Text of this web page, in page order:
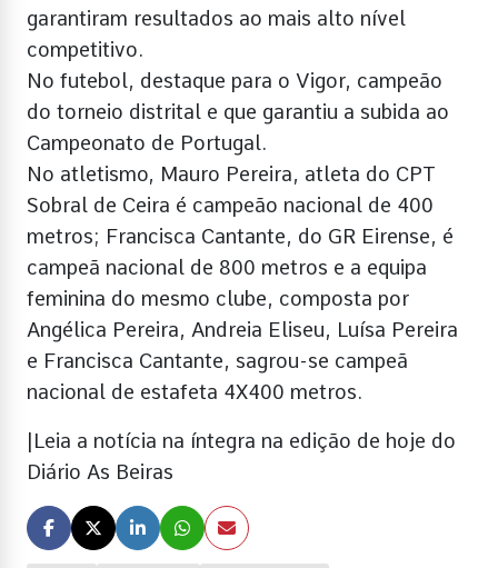
garantiram resultados ao mais alto nível
competitivo.
No futebol, destaque para o Vigor, campeão
do torneio distrital e que garantiu a subida ao
Campeonato de Portugal.
No atletismo, Mauro Pereira, atleta do CPT
Sobral de Ceira é campeão nacional de 400
metros; Francisca Cantante, do GR Eirense, é
campeã nacional de 800 metros e a equipa
feminina do mesmo clube, composta por
Angélica Pereira, Andreia Eliseu, Luísa Pereira
e Francisca Cantante, sagrou-se campeã
nacional de estafeta 4X400 metros.
|Leia a notícia na íntegra na edição de hoje do
Diário As Beiras